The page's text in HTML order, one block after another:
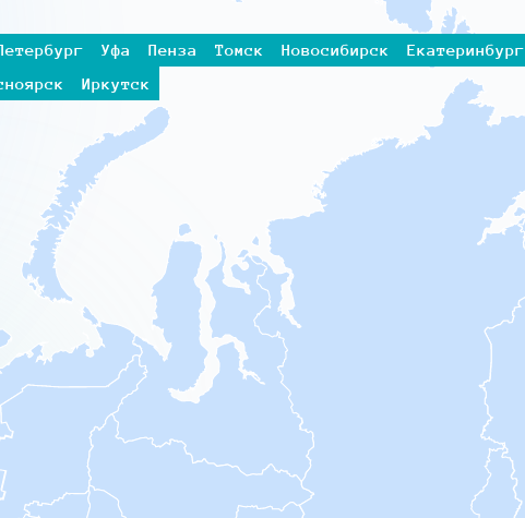
Уфа Пенза Томск Новосибирск Екатеринбург
Иркутск